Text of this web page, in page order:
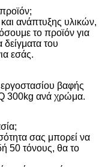
ανάπτυξης υλικών,
το προϊόν για
δείγματα του
εσάς.
εργοστασίου βαφής
300kg ανά χρώμα.
σας μπορεί να
50 τόνους, θα το